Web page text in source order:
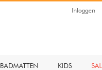
Inloggen
BADMATTEN KIDS